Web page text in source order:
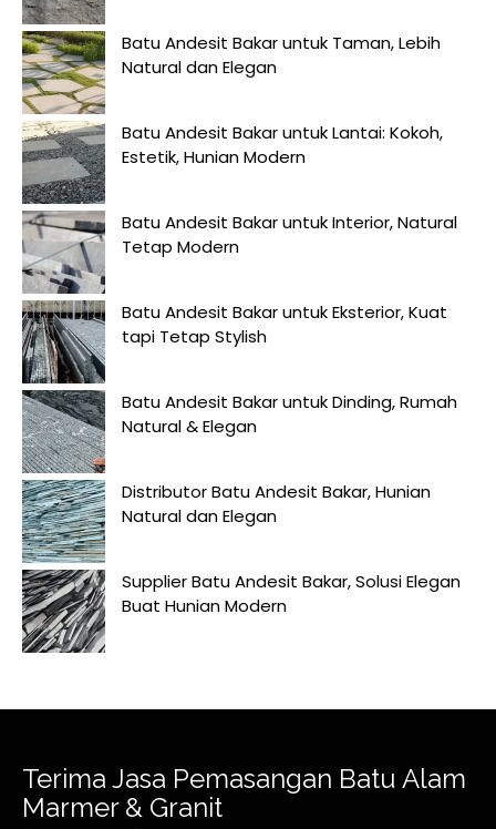
Batu Andesit Bakar untuk Taman, Lebih
Natural dan Elegan
Batu Andesit Bakar untuk Lantai: Kokoh,
Estetik, Hunian Modern
Batu Andesit Bakar untuk Interior, Natural
Tetap Modern
Batu Andesit Bakar untuk Eksterior, Kuat
tapi Tetap Stylish
Batu Andesit Bakar untuk Dinding, Rumah
Natural & Elegan
Distributor Batu Andesit Bakar, Hunian
Natural dan Elegan
Supplier Batu Andesit Bakar, Solusi Elegan
Buat Hunian Modern
Terima Jasa Pemasangan Batu Alam
Marmer & Granit